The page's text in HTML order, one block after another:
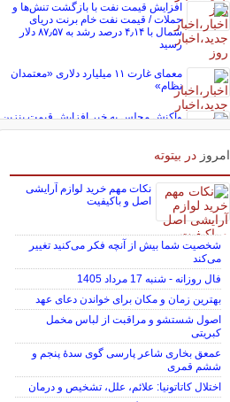
افزایش قیمت نفت با بازگشت تنش‌ها و
حملات / قیمت نفت خام برنت دریای
شمال با ۴٫۱۴ درصد رشد به ۸۷٫۵۷ دلار
رسید
معمای غارت ۱۱ میلیارد دلاری «معتمدان
نظام»
واکنش مجلس به خبر افزایش قیمت بنزین
امروز در بیتوته
نکات مهم خرید لوازم آرایشی
اصل و باکیفیت
شخصیت شما بیش از آنچه فکر می‌کنید تغییر
می‌کند
فال روزانه - شنبه 17 مرداد 1405
بهترین زمان و مکان برای خواندن دعای عهد
اصول شستشو و مراقبت از لباس مخمل
کبریتی
عمعق بخاری شاعر پارسی گوی سدهٔ پنجم و
ششم قمری
اختلال کاتاتونیا: علائم، علل، تشخیص و درمان